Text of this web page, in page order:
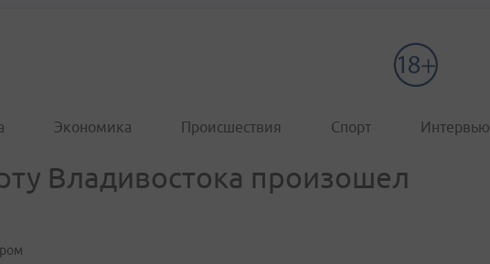
Экономика Происшествия Спорт Интервью
Владивостока произошел